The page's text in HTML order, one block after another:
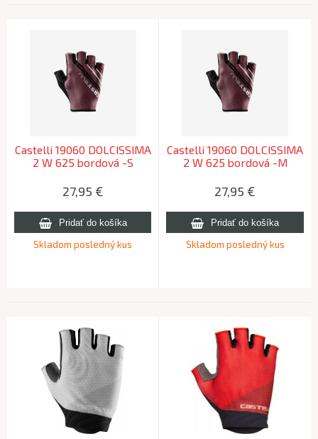
Castelli 19060 DOLCISSIMA
2 W 625 bordová -S
27,95 €
Skladom posledný kus
Castelli 19060 DOLCISSIMA
2 W 625 bordová -M
27,95 €
Skladom posledný kus